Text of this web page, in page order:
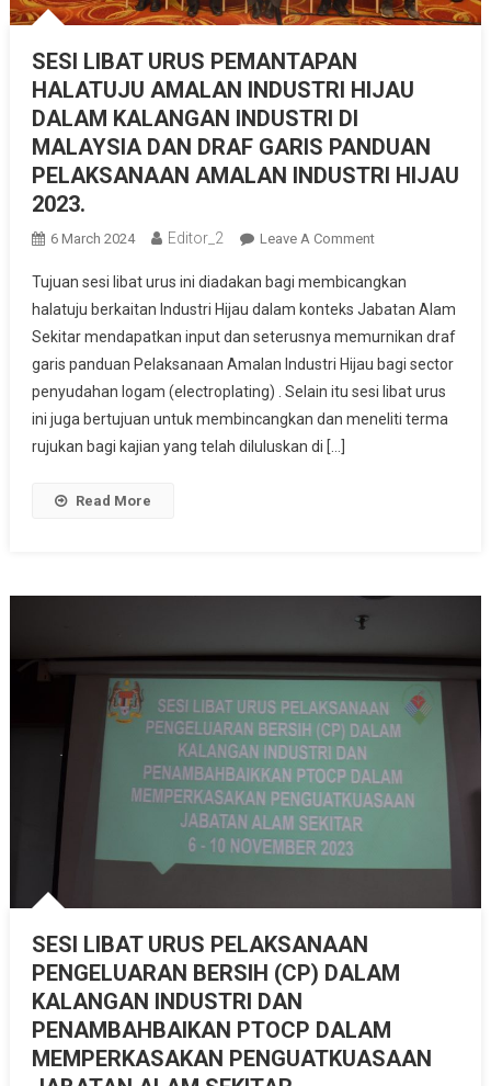
SESI LIBAT URUS PEMANTAPAN
HALATUJU AMALAN INDUSTRI HIJAU
DALAM KALANGAN INDUSTRI DI
MALAYSIA DAN DRAF GARIS PANDUAN
PELAKSANAAN AMALAN INDUSTRI HIJAU
2023.
6 March 2024 Editor_2 Leave A CommentOn
LIBAT
URUS
PEMANTAPAN
HALATUJU
AMALAN
INDUSTRI
PANDUAN
PELAKSANAAN
AMALAN
INDUSTRI
HIJAU
2023.
Tujuan sesi libat urus ini diadakan bagi membicangkan
halatuju berkaitan Industri Hijau dalam konteks Jabatan Alam
Sekitar mendapatkan input dan seterusnya memurnikan draf
garis panduan Pelaksanaan Amalan Industri Hijau bagi sector
penyudahan logam (electroplating) . Selain itu sesi libat urus
ini juga bertujuan untuk membincangkan dan meneliti terma
rujukan bagi kajian yang telah diluluskan di […]
Read More
SESI LIBAT URUS PELAKSANAAN
PENGELUARAN BERSIH (CP) DALAM
KALANGAN INDUSTRI DAN
PENAMBAHBAIKAN PTOCP DALAM
MEMPERKASAKAN PENGUATKUASAAN